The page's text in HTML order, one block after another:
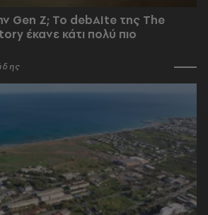
Gen Z; Το debAIte της The
έκανε κάτι πολύ πιο